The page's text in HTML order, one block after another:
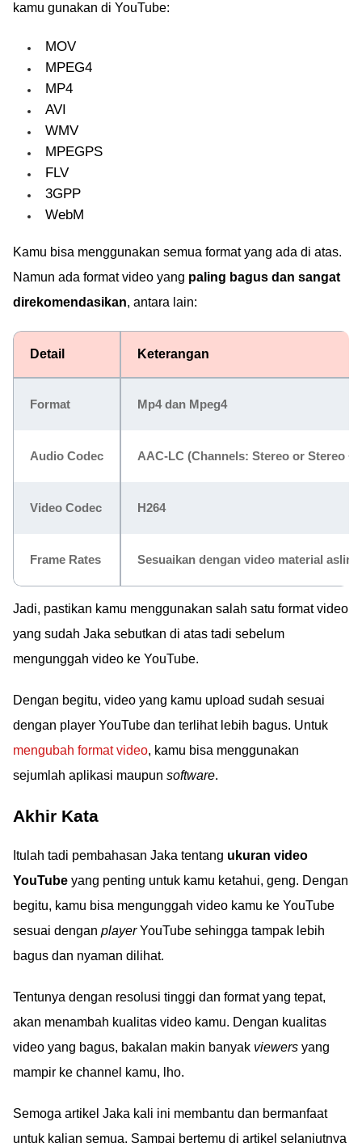
kamu gunakan di YouTube:
MOV
MPEG4
MP4
AVI
WMV
MPEGPS
FLV
3GPP
WebM
Kamu bisa menggunakan semua format yang ada di atas.
Namun ada format video yang paling bagus dan sangat
direkomendasikan, antara lain:
Detail Keterangan
Format Mp4 dan Mpeg4
Audio Codec AAC-LC (Channels: Stereo or Stereo +
Video Codec H264
Frame Rates Sesuaikan dengan video material
Jadi, pastikan kamu menggunakan salah satu format video
yang sudah Jaka sebutkan di atas tadi sebelum
mengunggah video ke YouTube.
Dengan begitu, video yang kamu upload sudah sesuai
dengan player YouTube dan terlihat lebih bagus. Untuk
mengubah format video, kamu bisa menggunakan
sejumlah aplikasi maupun software.
Akhir Kata
Itulah tadi pembahasan Jaka tentang ukuran video
YouTube yang penting untuk kamu ketahui, geng. Dengan
begitu, kamu bisa mengunggah video kamu ke YouTube
sesuai dengan playerYouTube sehingga tampak lebih
bagus dan nyaman dilihat.
Tentunya dengan resolusi tinggi dan format yang tepat,
akan menambah kualitas video kamu. Dengan kualitas
video yang bagus, bakalan makin banyak viewers yang
mampir ke channel kamu, lho.
Semoga artikel Jaka kali ini membantu dan bermanfaat
untuk kalian semua. Sampai bertemu di artikel selanjutnya